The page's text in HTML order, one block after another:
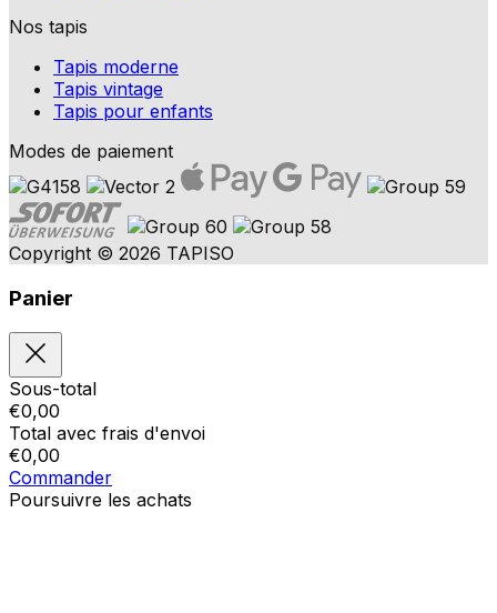
Nos tapis
Tapis moderne
Tapis vintage
Tapis pour enfants
Modes de paiement
Copyright © 2026 TAPISO
Panier
Sous-total
€0,00
Total avec frais d'envoi
€0,00
Commander
Poursuivre les achats